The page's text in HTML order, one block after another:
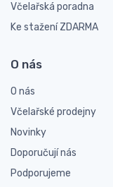
Včelařská poradna
Ke stažení ZDARMA
O nás
O nás
Včelařské prodejny
Novinky
Doporučují nás
Podporujeme